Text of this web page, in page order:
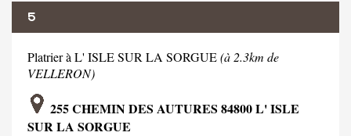
5
Platrier à L' ISLE SUR LA SORGUE(à 2.3km de
VELLERON)
255 CHEMIN DES AUTURES 84800 L' ISLE
SUR LA SORGUE